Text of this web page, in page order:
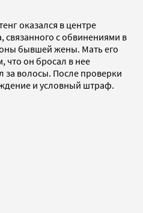
оказался в центре
связанного с обвинениями в
бывшей жены. Мать его
что он бросал в нее
за волосы. После проверки
и условный штраф.